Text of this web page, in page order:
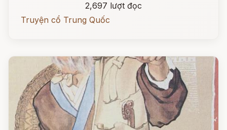
2,697 lượt đọc
Truyện cổ Trung Quốc